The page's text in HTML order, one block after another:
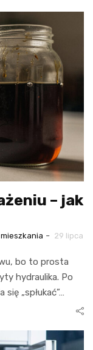
– jak
- 29 lipca
bo to prosta
hydraulika. Po
„spłukać”…